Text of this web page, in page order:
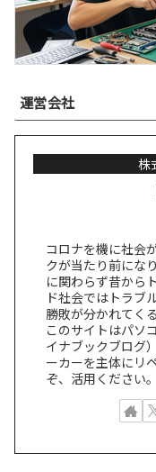
運営会社
株
コロナを機に社会
クが当たり前にな
に関わらず昔から
ド社会ではトラブ
勝敗が分かれてく
このサイトはパソ
イナブックブログ
ーカーを主体にリ
ぞ、活用ください。